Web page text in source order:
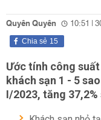
Quyên Quyên 10:51 |
15
Chia sẻ
Ước tính công
khách sạn 1 - 5
I/2023, tăng